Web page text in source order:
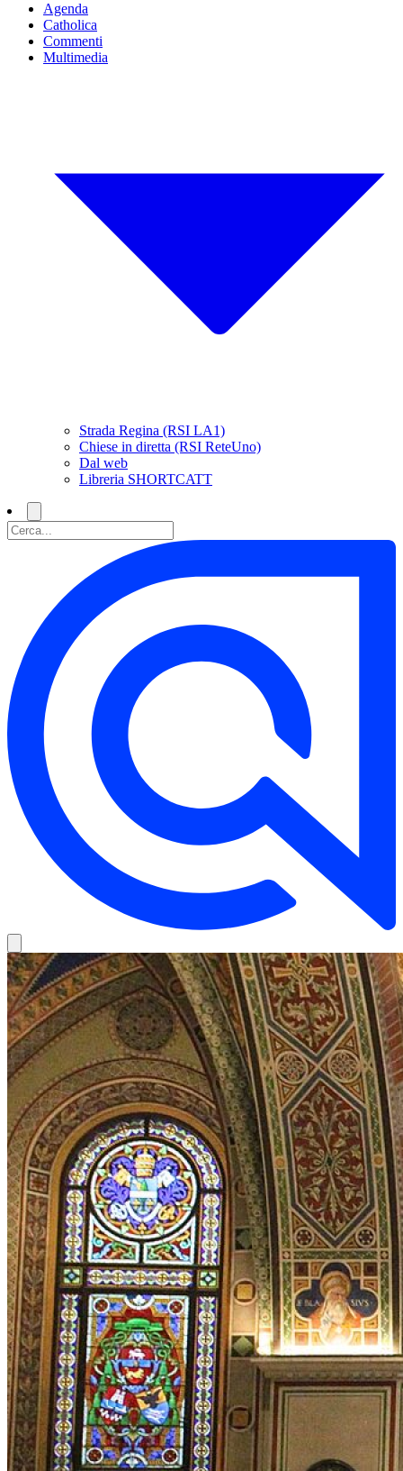
Agenda
Catholica
Commenti
Multimedia
Strada Regina (RSI LA1)
Chiese in diretta (RSI ReteUno)
Dal web
Libreria SHORTCATT